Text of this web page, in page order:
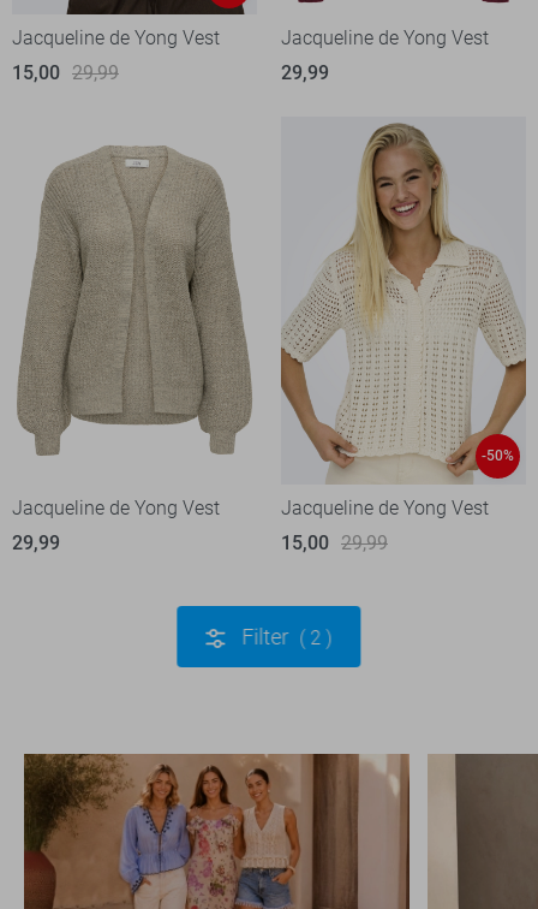
Jacqueline de Yong Vest
15,00 29,99
Jacqueline de Yong Vest
29,99
Jacqueline de Yong Vest
29,99
-50%
Jacqueline de Yong Vest
15,00 29,99
Filter 2